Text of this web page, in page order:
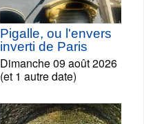
Pigalle, ou l'envers
inverti de Paris
Dimanche 09 août 2026
(et 1 autre date)